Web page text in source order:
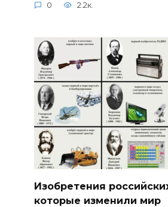
0 2.2к.
Изобретения
которые изменили мир